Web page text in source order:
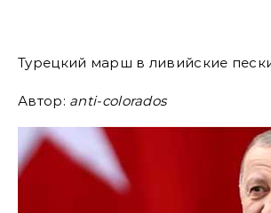
Турецкий марш в ливийские
Автор: anti-colorados